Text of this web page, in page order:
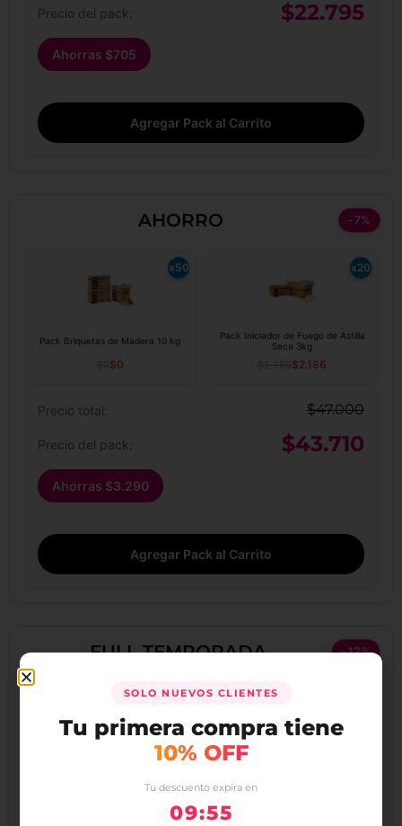
Precio del pack: $22.795
Ahorras $705
Agregar Pack al Carrito
AHORRO -7%
x50
Pack Briquetas de Madera 10 kg
$0
x20
Pack Iniciador de Fuego de Astilla
Seca 3kg
$2.186
Precio total: $47.000
Precio del pack: $43.710
Ahorras $3.290
Agregar Pack al Carrito
FULL TEMPORADA -12%
x100
SOLO NUEVOS CLIENTES
Tu primera compra tiene
10% OFF
Tu descuento expira en
09:54